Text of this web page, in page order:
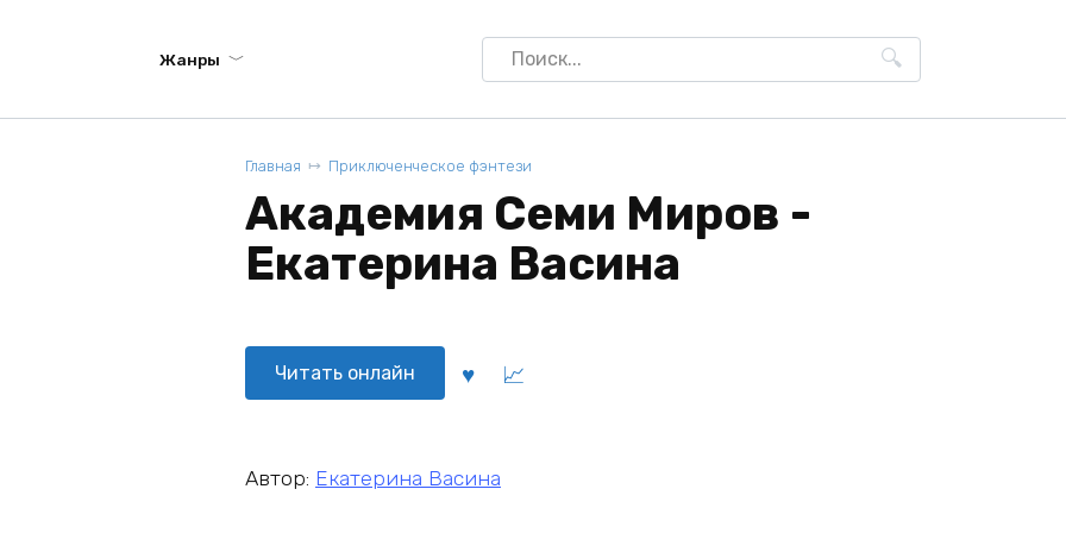
Жанры
Search
for:
Главная Приключенческое фэнтези
Академия Семи Миров -
Екатерина Васина
Читать онлайн
Автор: Екатерина Васина